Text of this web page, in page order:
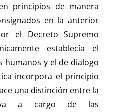
principios de manera
en la anterior
el Decreto Supremo
establecía el
humanos y el de dialogo
incorpora el principio
una distinción entre la
a cargo de las